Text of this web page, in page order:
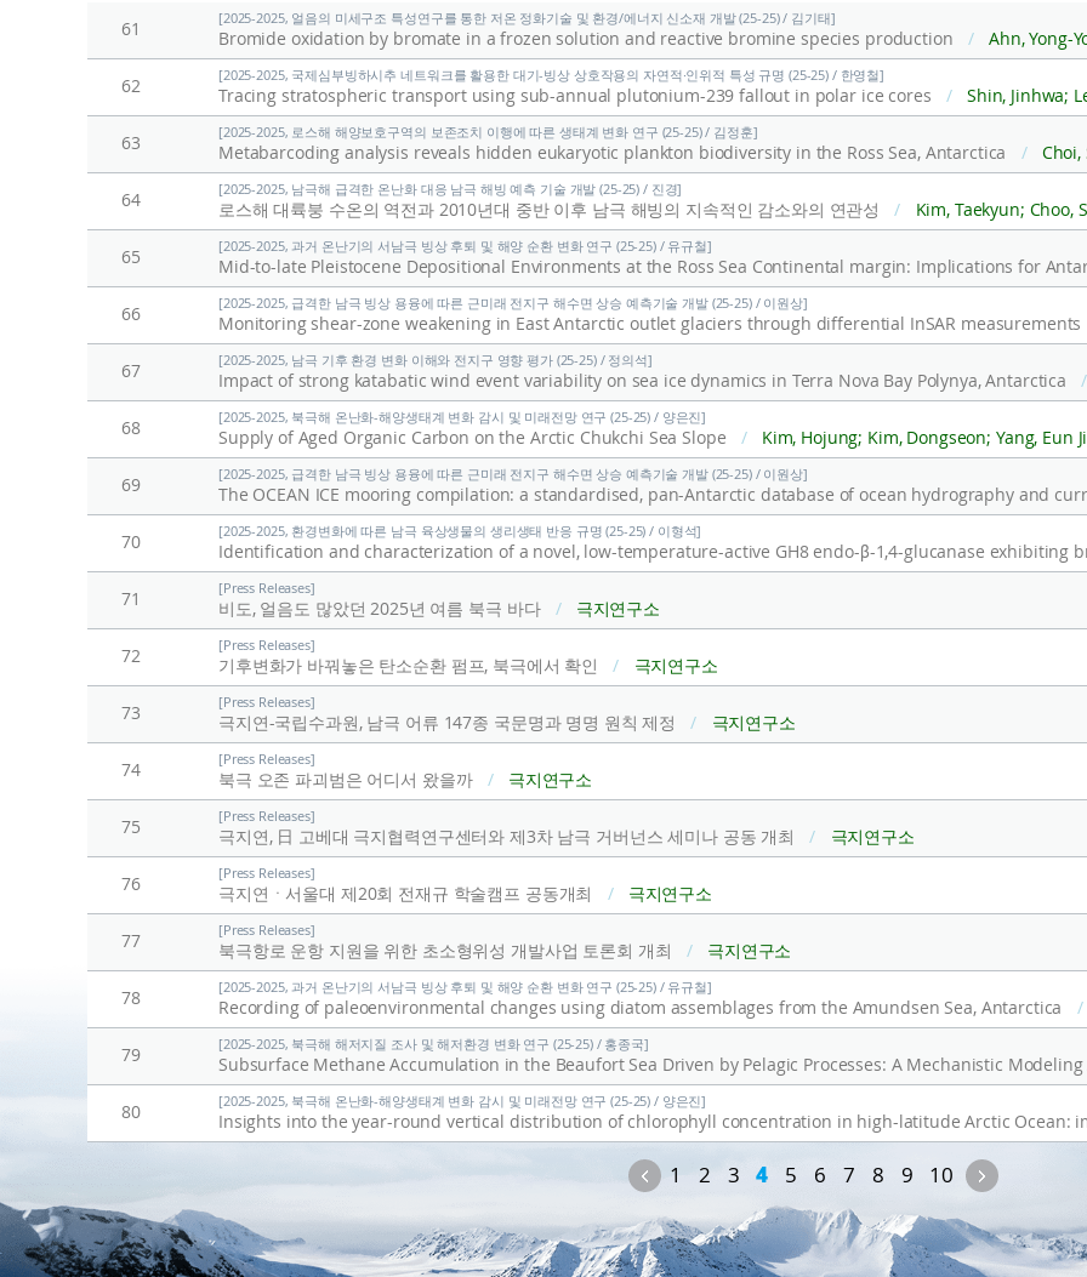
61
[2025-2025, 얼음의 미세구조 특성연구를 통한 저온 정화기술 및 환경/에너지 신소재 개발 (25-25) / 김기태]
Bromide oxidation by bromate in a frozen solution and reactive bromine species production / Ahn, Yong-Yoon; Quoc Anh Nguyen; Andrea
62
[2025-2025, 국제심부빙하시추 네트워크를 활용한 대기-빙상 상호작용의 자연적·인위적 특성 규명 (25-25) / 한영철]
Tracing stratospheric transport using sub-annual plutonium-239 fallout in polar ice cores / Shin, Jinhwa; Lee, Seungmi; Han,
63
[2025-2025, 로스해 해양보호구역의 보존조치 이행에 따른 생태계 변화 연구 (25-25) / 김정훈]
Metabarcoding analysis reveals hidden eukaryotic plankton biodiversity in the Ross Sea, Antarctica / Choi, Soyun; Choi, Eunkyung;
64
[2025-2025, 남극해 급격한 온난화 대응 남극 해빙 예측 기술 개발 (25-25) / 진경]
로스해 대륙붕 수온의 역전과 2010년대 중반 이후 남극 해빙의 지속적인 감소와의 연관성 / Kim, Taekyun; Choo, Sung-Ho; Moon, Jae-
65
[2025-2025, 과거 온난기의 서남극 빙상 후퇴 및 해양 순환 변화 연구 (25-25) / 유규철]
66
[2025-2025, 급격한 남극 빙상 용융에 따른 근미래 전지구 해수면 상승 예측기술 개발 (25-25) / 이원상]
Monitoring shear-zone weakening in East Antarctic outlet glaciers through differential InSAR measurements
67
[2025-2025, 남극 기후 환경 변화 이해와 전지구 영향 평가 (25-25) / 정의석]
Impact of strong katabatic wind event variability on sea ice dynamics in Terra Nova Bay Polynya, Antarctica /
68
[2025-2025, 북극해 온난화-해양생태계 변화 감시 및 미래전망 연구 (25-25) / 양은진]
Supply of Aged Organic Carbon on the Arctic Chukchi Sea Slope / Kim, Hojung; Kim, Dongseon; Yang, Eun Jin; Nam, Seung-il; Cho, Sosul; Cho, Kyoung-Ho; Jung,
69
[2025-2025, 급격한 남극 빙상 용융에 따른 근미래 전지구 해수면 상승 예측기술 개발 (25-25) / 이원상]
The OCEAN ICE mooring compilation: a standardised, pan-Antarctic database of ocean hydrography and
70
[2025-2025, 환경변화에 따른 남극 육상생물의 생리생태 반응 규명 (25-25) / 이형석]
71
[Press Releases]
비도, 얼음도 많았던 2025년 여름 북극 바다 / 극지연구소
72
[Press Releases]
기후변화가 바꿔놓은 탄소순환 펌프, 북극에서 확인 / 극지연구소
73
[Press Releases]
극지연-국립수과원, 남극 어류 147종 국문명과 명명 원칙 제정 / 극지연구소
74
[Press Releases]
북극 오존 파괴범은 어디서 왔을까 / 극지연구소
75
[Press Releases]
극지연, 日 고베대 극지협력연구센터와 제3차 남극 거버넌스 세미나 공동 개최 / 극지연구소
76
[Press Releases]
극지연ㆍ서울대 제20회 전재규 학술캠프 공동개최 / 극지연구소
77
[Press Releases]
북극항로 운항 지원을 위한 초소형위성 개발사업 토론회 개최 / 극지연구소
78
[2025-2025, 과거 온난기의 서남극 빙상 후퇴 및 해양 순환 변화 연구 (25-25) / 유규철]
Recording of paleoenvironmental changes using diatom assemblages from the Amundsen Sea, Antarctica /
79
[2025-2025, 북극해 해저지질 조사 및 해저환경 변화 연구 (25-25) / 홍종국]
Subsurface Methane Accumulation in the Beaufort Sea Driven by Pelagic Processes: A Mechanistic
80
[2025-2025, 북극해 온난화-해양생태계 변화 감시 및 미래전망 연구 (25-25) / 양은진]
Previous
1 2 3 4 5 6 7 8 9 10